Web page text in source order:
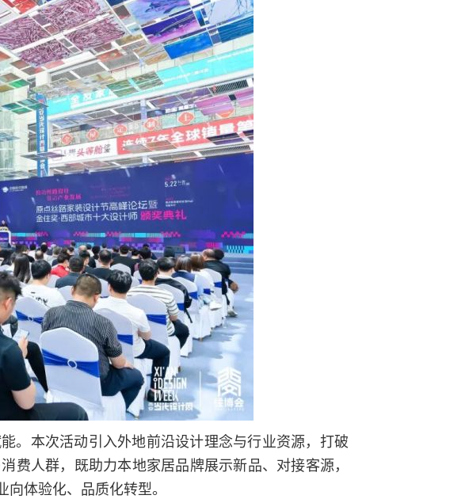
。本次活动引入外地前沿设计理念与行业资源，打破
人群，既助力本地家居品牌展示新品、对接客源，
体验化、品质化转型。